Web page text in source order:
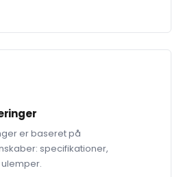
er baseret på
specifikationer,